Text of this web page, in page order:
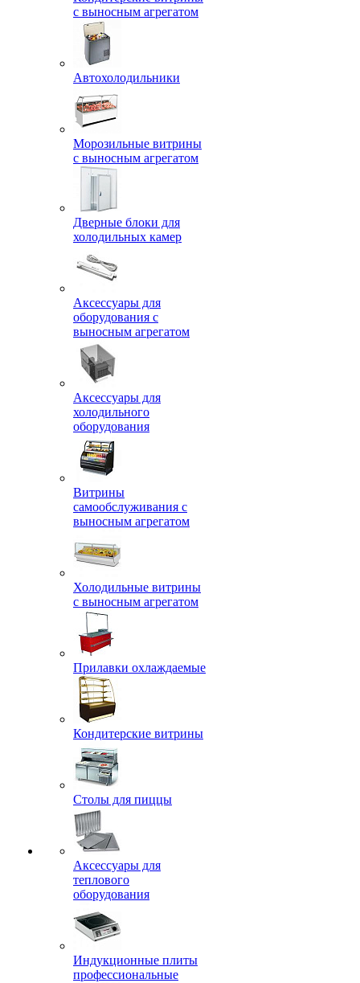
с выносным агрегатом
Автохолодильники
Морозильные витрины
с выносным агрегатом
Дверные блоки для
холодильных камер
Аксессуары для
оборудования с
выносным агрегатом
Аксессуары для
холодильного
оборудования
Витрины
самообслуживания с
выносным агрегатом
Холодильные витрины
с выносным агрегатом
Прилавки охлаждаемые
Кондитерские витрины
Столы для пиццы
Аксессуары для
теплового
оборудования
Индукционные плиты
профессиональные